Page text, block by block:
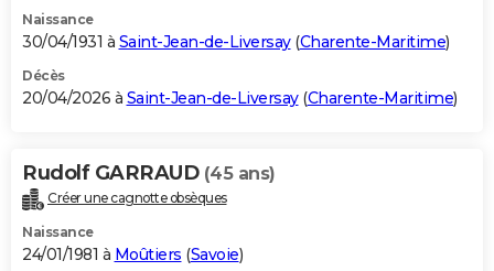
Naissance
30/04/1931 à Saint-Jean-de-Liversay(Charente-Maritime)
Décès
20/04/2026 à Saint-Jean-de-Liversay(Charente-Maritime)
Rudolf GARRAUD (45 ans)
Créer une cagnotte obsèques
Naissance
24/01/1981 à Moûtiers (Savoie)